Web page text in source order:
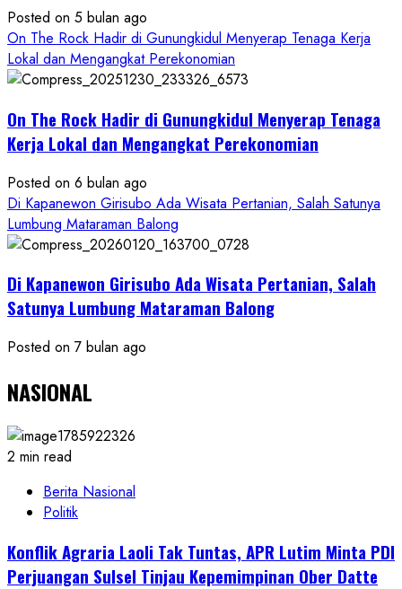
Posted on 5 bulan ago
On The Rock Hadir di Gunungkidul Menyerap Tenaga Kerja
Lokal dan Mengangkat Perekonomian
On The Rock Hadir di Gunungkidul Menyerap Tenaga
Kerja Lokal dan Mengangkat Perekonomian
Posted on 6 bulan ago
Di Kapanewon Girisubo Ada Wisata Pertanian, Salah Satunya
Lumbung Mataraman Balong
Di Kapanewon Girisubo Ada Wisata Pertanian, Salah
Satunya Lumbung Mataraman Balong
Posted on 7 bulan ago
NASIONAL
2 min read
Berita Nasional
Politik
Konflik Agraria Laoli Tak Tuntas, APR Lutim Minta PDI
Perjuangan Sulsel Tinjau Kepemimpinan Ober Datte